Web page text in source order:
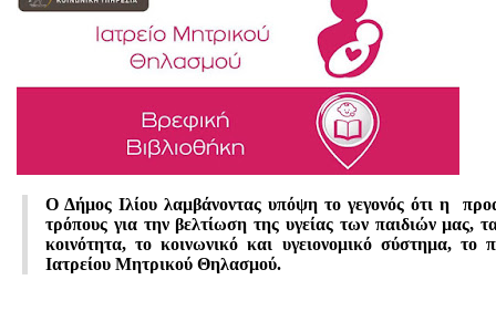
ρ
σ
η
Ο Δήμος Ιλίου λαμβάνοντας υπόψη το γεγονός ότι η
τρόπους για την βελτίωση της υγείας των παιδιών µας,
κοινότητα, το κοινωνικό και υγειονομικό σύστηµα,
Ιατρείου Μητρικού Θηλασμού.